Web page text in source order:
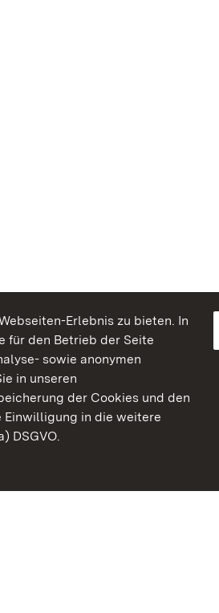
Erlebnis zu bieten. In
für den Betrieb der Seite
sowie anonymen
in unseren
der Cookies und den
Einwilligung in die weitere
DSGVO.